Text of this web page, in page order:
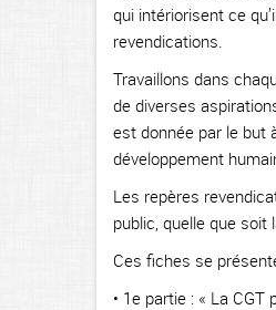
qui intériorisent ce
revendications.
Travaillons dans
de diverses
est donnée par le but
développement
Les repères
public, quelle que soit
Ces fiches se
• 1e partie : « La CGT